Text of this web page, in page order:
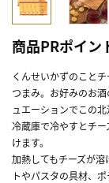
商品PRポイン
くんせいかずのこと
つまみ。お好みのお
ュエーションでこの
冷蔵庫で冷やすとチ
けます。
加熱してもチーズが
トやパスタの具材、